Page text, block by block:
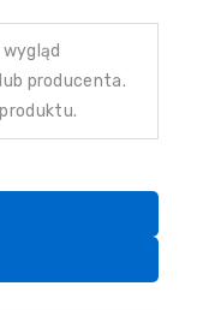
producenta.